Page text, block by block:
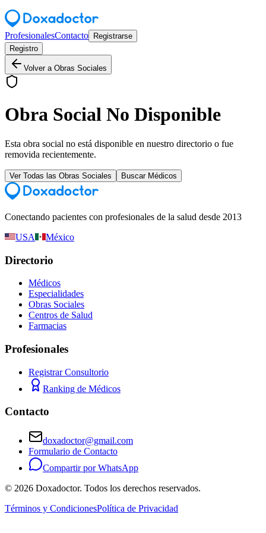
ProfesionalesContacto
Registrarse
Registro
Volver a Obras Sociales
Obra Social No Disponible
Esta obra social no está disponible en nuestro directorio o fue
removida recientemente.
Ver Todas las Obras Sociales Buscar Médicos
Conectando pacientes con profesionales de la salud desde 2013
USA
México
Directorio
Médicos
Especialidades
Obras Sociales
Centros de Salud
Farmacias
Profesionales
Registrar Consultorio
Ranking de Médicos
Contacto
doxadoctor@gmail.com
Formulario de Contacto
Compartir por WhatsApp
© 2026 Doxadoctor. Todos los derechos reservados.
Términos y CondicionesPolítica de Privacidad